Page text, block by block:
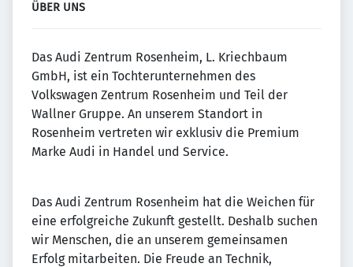
ÜBER UNS
Das Audi Zentrum Rosenheim, L. Kriechbaum
GmbH, ist ein Tochterunternehmen des
Volkswagen Zentrum Rosenheim und Teil der
Wallner Gruppe. An unserem Standort in
Rosenheim vertreten wir exklusiv die Premium
Marke Audi in Handel und Service.
Das Audi Zentrum Rosenheim hat die Weichen für
eine erfolgreiche Zukunft gestellt. Deshalb suchen
wir Menschen, die an unserem gemeinsamen
Erfolg mitarbeiten. Die Freude an Technik,